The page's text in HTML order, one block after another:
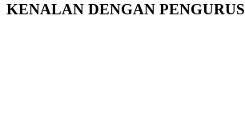
KENALAN DENGAN PENGURUS